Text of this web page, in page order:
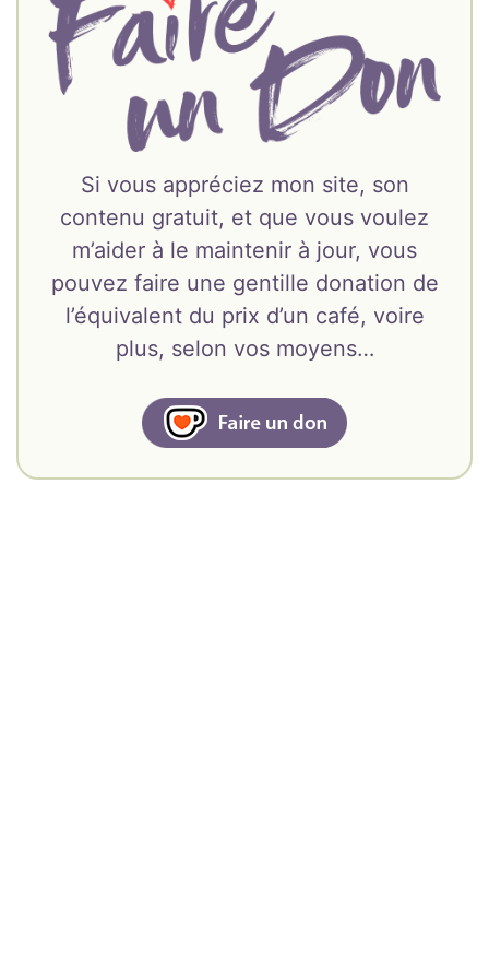
Si vous appréciez mon site, son
contenu gratuit, et que vous voulez
m’aider à le maintenir à jour, vous
pouvez faire une gentille donation de
l’équivalent du prix d’un café, voire
plus, selon vos moyens…